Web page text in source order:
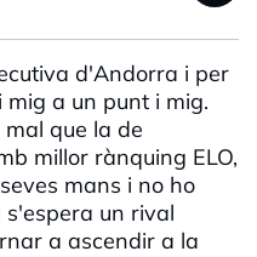
d'Andorra i per
a un punt i mig.
que la de
millor rànquing ELO,
mans i no ho
un rival
a ascendir a la